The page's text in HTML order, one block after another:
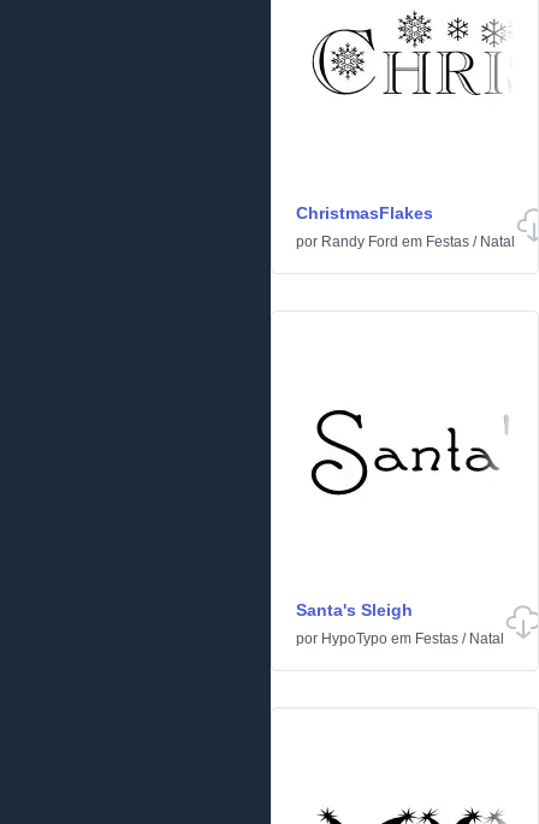
ChristmasFlakes
por Randy Ford em Festas / Natal
Santa's Sleigh
por HypoTypo em Festas / Natal